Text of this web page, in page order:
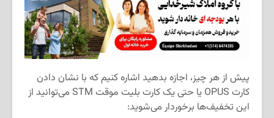
پیش از هر چیز، اجازه بدهید اشاره کنیم که با نشان دادن
کارت OPUS یا حتی یک کارت بلیت موقت STM می‌توانید از
این تخفیف‌ها برخوردار می‌شوید: